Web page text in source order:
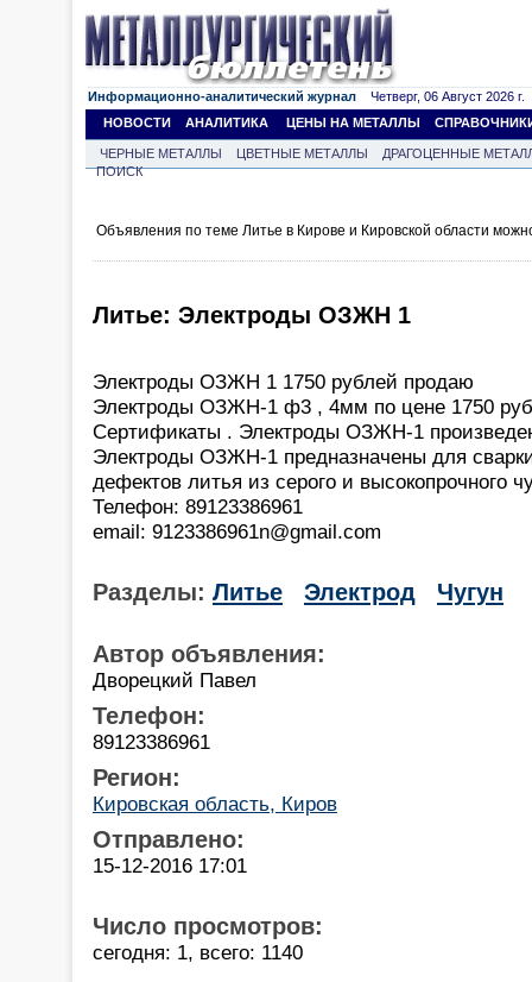
Информационно-аналитический журнал Четверг, 06 Август 2026 г.
НОВОСТИ
АНАЛИТИКА ЦЕНЫ НА МЕТАЛЛЫ
ЧЕРНЫЕ МЕТАЛЛЫ ЦВЕТНЫЕ МЕТАЛЛЫ
ДРАГОЦЕННЫЕ
ПОИСК
Объявления по теме Литье в Кирове и Кировской области
Литье: Электроды ОЗЖН 1
Электроды ОЗЖН 1 1750 рублей продаю
Электроды ОЗЖН-1 ф3 , 4мм по цене 1750
Сертификаты . Электроды ОЗЖН-1
Электроды ОЗЖН-1 предназначены для
дефектов литья из серого и высокопрочного
Телефон: 89123386961
email: 9123386961n@gmail.com
Разделы: Литье Электрод Чугун
Автор объявления:
Дворецкий Павел
Телефон:
89123386961
Регион:
Кировская область, Киров
Отправлено:
15-12-2016 17:01
Число просмотров:
сегодня: 1, всего: 1140